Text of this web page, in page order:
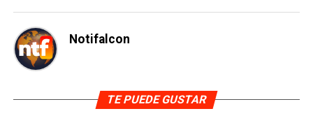
Notifalcon
TE PUEDE GUSTAR